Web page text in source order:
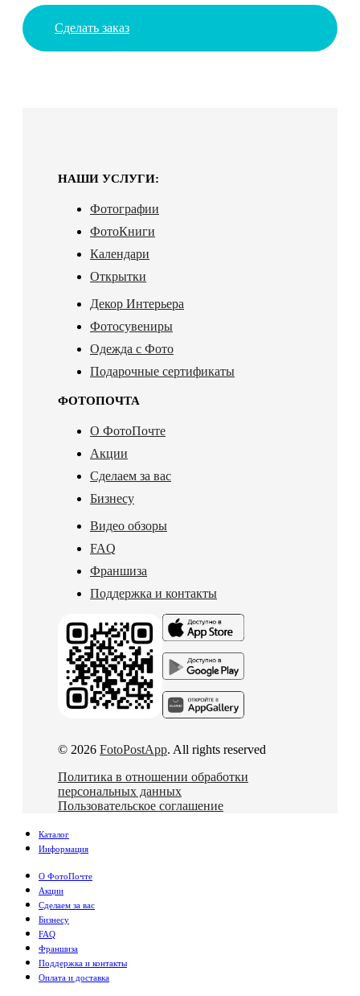
Сделать заказ
НАШИ УСЛУГИ:
Фотографии
ФотоКниги
Календари
Открытки
Декор Интерьера
Фотосувениры
Одежда с Фото
Подарочные сертификаты
ФОТОПОЧТА
О ФотоПочте
Акции
Сделаем за вас
Бизнесу
Видео обзоры
FAQ
Франшиза
Поддержка и контакты
© 2026 FotoPostApp. All rights reserved
Политика в отношении обработки
персональных данных
Пользовательское соглашение
Каталог
Информация
О ФотоПочте
Акции
Сделаем за вас
Бизнесу
FAQ
Франшиза
Поддержка и контакты
Оплата и доставка